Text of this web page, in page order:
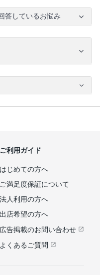
答しているお悩み
ご利用ガイド
はじめての方へ
ご満足度保証について
法人利用の方へ
出店希望の方へ
広告掲載のお問い合わせ
よくあるご質問